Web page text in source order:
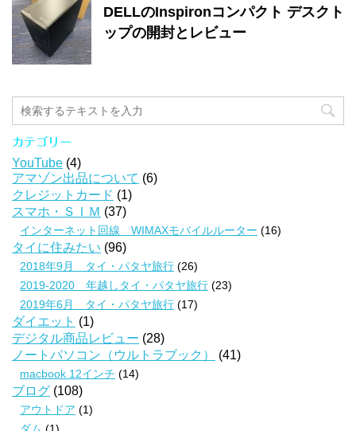
DELLのInspironコンパクト デスクト
ップの開封とレビュー
カテゴリー
YouTube (4)
アマゾン出品について (6)
クレジットカード (1)
スマホ・ＳＩＭ (37)
インターネット回線 WIMAXモバイルルーター (16)
タイに住みたい (96)
2018年9月 タイ・パタヤ旅行 (26)
2019-2020 年越しタイ・パタヤ旅行 (23)
2019年6月 タイ・パタヤ旅行 (17)
ダイエット (1)
デジタル商品レビュー (28)
ノートパソコン（ウルトラブック）
(41)
macbook 12インチ (14)
ブログ (108)
アウトドア (1)